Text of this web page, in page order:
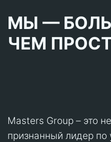
МЫ —
ЧЕМ
Masters Group – это
признанный лидер по